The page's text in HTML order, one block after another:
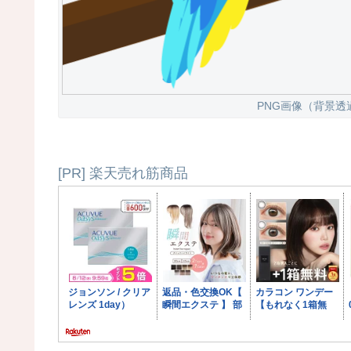
PNG画像（背景透
[PR] 楽天売れ筋商品